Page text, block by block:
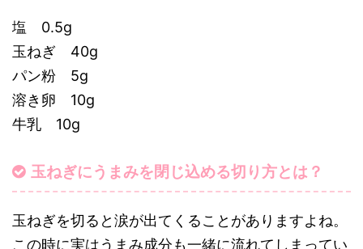
塩 0.5g
玉ねぎ 40g
パン粉 5g
溶き卵 10g
牛乳 10g
玉ねぎにうまみを閉じ込める切り方とは？
玉ねぎを切ると涙が出てくることがありますよね。
この時に実はうまみ成分も一緒に流れてしまってい